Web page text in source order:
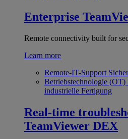
Enterprise
Remote connectivity built for
Learn more
Remote-IT-Support
Betriebstechnologie (OT)
industrielle Fertigung
Real-time
TeamViewer DEX